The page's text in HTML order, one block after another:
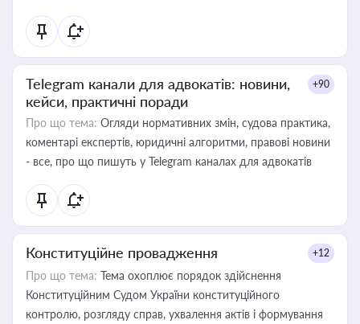
Telegram канали для адвокатів: новини,
кейси, практичні поради
+90
Про що тема: Огляди нормативних змін, судова практика,
коментарі експертів, юридичні алгоритми, правові новини
- все, про що пишуть у Telegram каналах для адвокатів
Конституційне провадження +12
Про що тема: Тема охоплює порядок здійснення
Конституційним Судом України конституційного
контролю, розгляду справ, ухвалення актів і формування